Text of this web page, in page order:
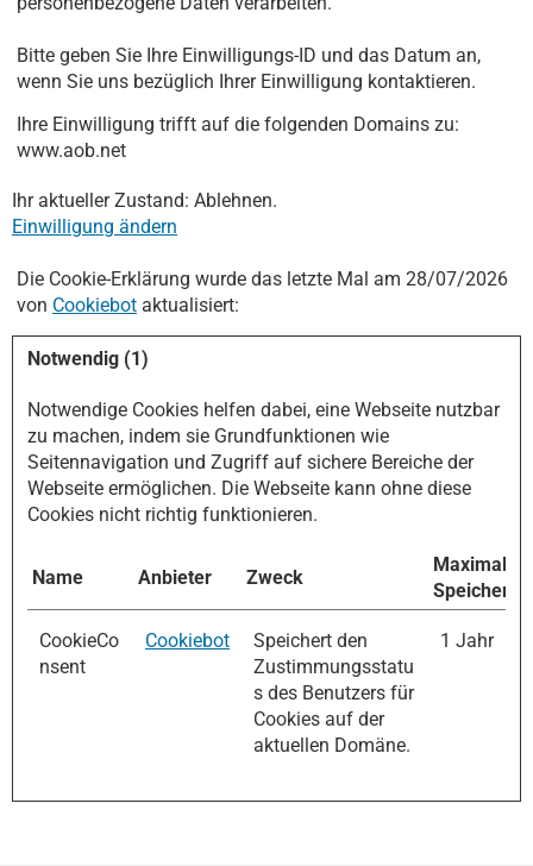
Bitte geben Sie Ihre Einwilligungs-ID und das Datum an,
wenn Sie uns bezüglich Ihrer Einwilligung kontaktieren.
Ihre Einwilligung trifft auf die folgenden Domains zu:
www.aob.net
Ihr aktueller Zustand: Ablehnen.
Einwilligung ändern
Die Cookie-Erklärung wurde das letzte Mal am 28/07/2026
von Cookiebot aktualisiert:
Notwendig (1)
Notwendige Cookies helfen dabei, eine Webseite nutzbar
zu machen, indem sie Grundfunktionen wie
Seitennavigation und Zugriff auf sichere Bereiche der
Webseite ermöglichen. Die Webseite kann ohne diese
Cookies nicht richtig funktionieren.
Name Anbieter Zweck
Maximale
CookieCo
nsent
Cookiebot
Speichert den
Zustimmungsstatu
s des Benutzers für
Cookies auf der
aktuellen Domäne.
1 Jahr